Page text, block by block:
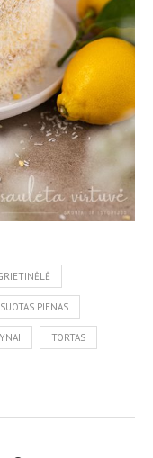
PIENAS
TORTAS